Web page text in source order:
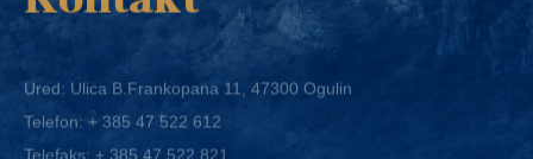
Telefon:+ 385 47 522 612
Telefaks:+ 385 47 522 821